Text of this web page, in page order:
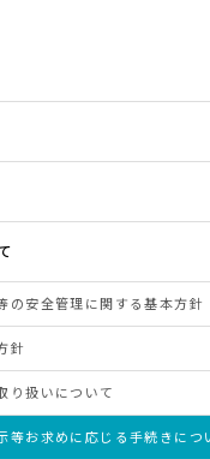
の安全管理 に関する基本方針
針
り扱いについて
等お求めに 応じる手続きにつ